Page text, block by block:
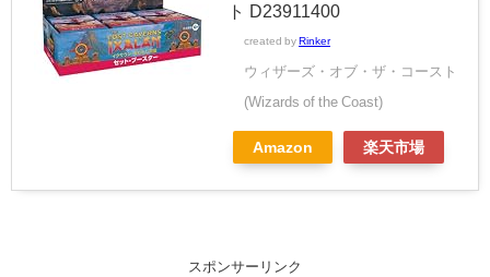
ト D23911400
created by Rinker
ウィザーズ・オブ・ザ・コースト
(Wizards of the Coast)
Amazon 楽天市場
スポンサーリンク